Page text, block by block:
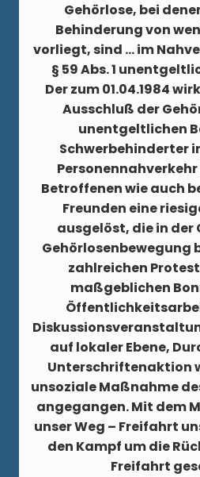
Gehörlose, bei
Behinderung von
vorliegt, sind … im
§ 59 Abs. 1
Der zum 01.04.1984
Ausschluß der
unentgeltlichen
Schwerbehinderter
Betroffenen wie auch
Freunden eine
ausgelöst, die in der
Gehörlosenbewegung
zahlreichen
maßgeblichen
auf lokaler Ebene,
Unterschriftenaktion
unsoziale Maßnahme
angegangen. Mit dem
unser Weg – Freifahrt
den Kampf um die
Freifahrt